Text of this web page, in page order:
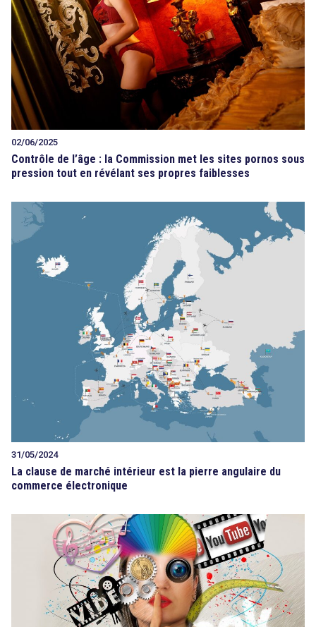
02/06/2025
Contrôle de l’âge : la Commission met les sites pornos sous
pression tout en révélant ses propres faiblesses
31/05/2024
La clause de marché intérieur est la pierre angulaire du
commerce électronique